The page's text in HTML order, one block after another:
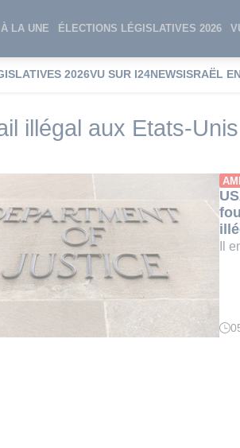
À LA UNE ÉLECTIONS LÉGISLATIVES 2026
2026VU SUR I24NEWSISRAËL
i24NEWS Tags index travail illégal aux
illégal aux Etats-Unis
Il